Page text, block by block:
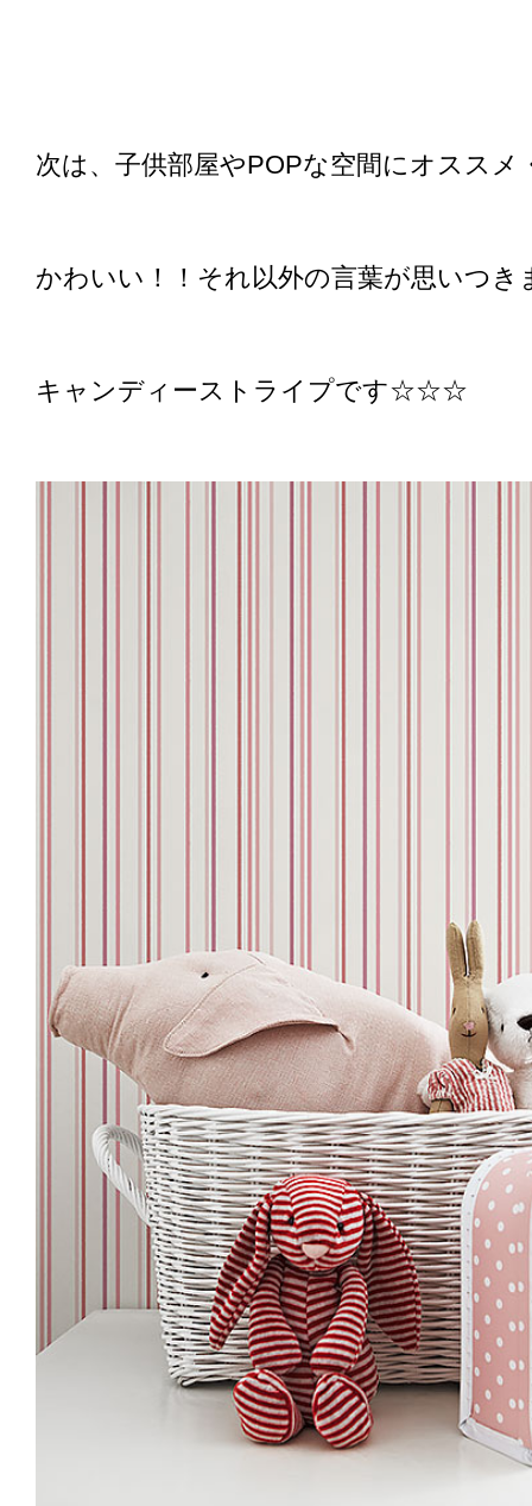
次は、子供部屋やPOPな空間にオスス
かわいい！！それ以外の言葉が思いつき
キャンディーストライプです☆☆☆